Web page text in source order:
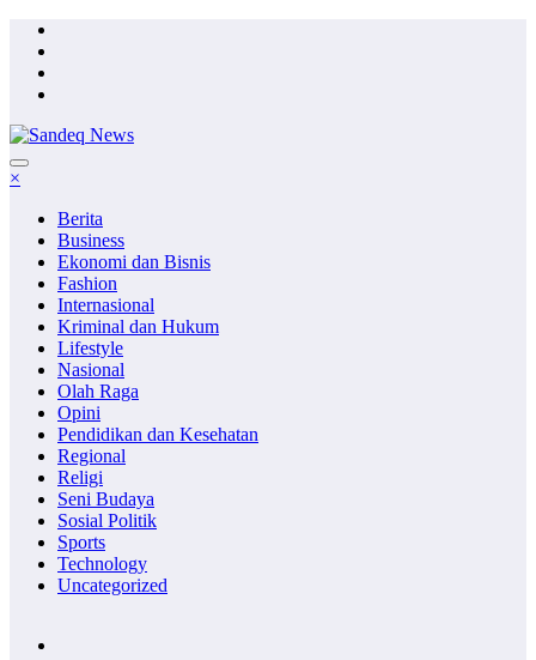
Skip
content
×
Berita
Business
Ekonomi dan Bisnis
Fashion
Internasional
Kriminal dan Hukum
Lifestyle
Nasional
Olah Raga
Opini
Pendidikan dan Kesehatan
Regional
Religi
Seni Budaya
Sosial Politik
Sports
Technology
Uncategorized